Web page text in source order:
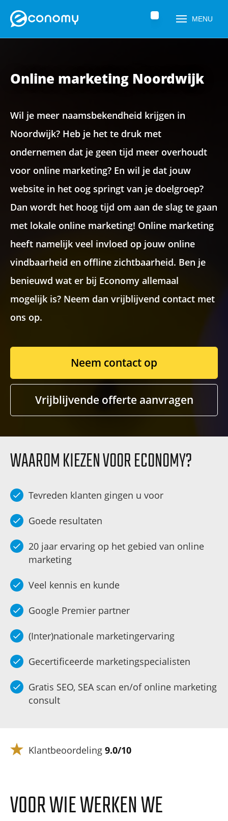
MENU
Home » Online marketing Noordwijk
Online marketing Noordwijk
Wil je meer naamsbekendheid krijgen in
Noordwijk? Heb je het te druk met
ondernemen dat je geen tijd meer overhoudt
voor online marketing? En wil je dat jouw
website in het oog springt van je doelgroep?
Dan wordt het hoog tijd om aan de slag te gaan
met lokale online marketing! Online marketing
heeft namelijk veel invloed op jouw online
vindbaarheid en offline zichtbaarheid. Ben je
benieuwd wat er bij Economy allemaal
mogelijk is? Neem dan vrijblijvend contact met
ons op.
Neem contact op
Vrijblijvende offerte aanvragen
WAAROM KIEZEN VOOR ECONOMY?
Tevreden klanten gingen u voor
Goede resultaten
20 jaar ervaring op het gebied van online
marketing
Veel kennis en kunde
Google Premier partner
(Inter)nationale marketingervaring
Gecertificeerde marketingspecialisten
Gratis SEO, SEA scan en/of online marketing
consult
Klantbeoordeling 9.0/10
VOOR WIE WERKEN WE
Telefoonnummer *